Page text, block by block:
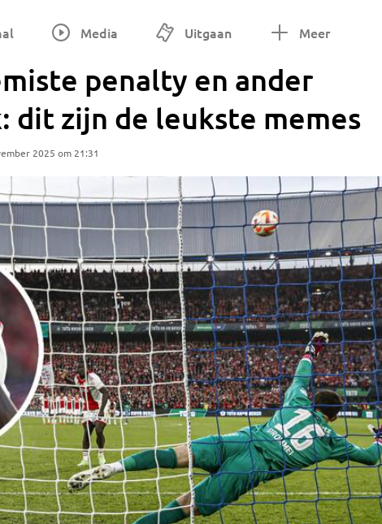
Media Uitgaan Meer
penalty en ander
dit zijn de leukste memes
2025 om 21:31